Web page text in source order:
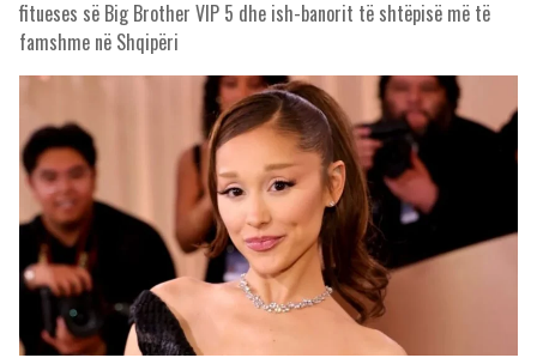
fitueses së Big Brother VIP 5 dhe ish-banorit të shtëpisë më të
famshme në Shqipëri